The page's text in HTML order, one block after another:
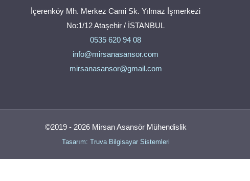
İçerenköy Mh. Merkez Cami Sk. Yılmaz İşmerkezi
No:1/12 Ataşehir / İSTANBUL
0535 620 94 08
info@mirsanasansor.com
mirsanasansor@gmail.com
©2019 - 2026 Mirsan Asansör Mühendislik
Tasarım: Truva Bilgisayar Sistemleri